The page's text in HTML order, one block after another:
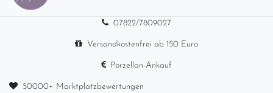
07822/7809027
Versandkostenfrei ab 150 Euro
Porzellan-Ankauf
50000+ Marktplatzbewertungen